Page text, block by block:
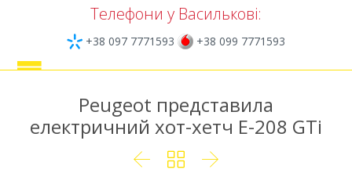
Телефони у Василькові:
+38 097 7771593 +38 099 7771593
Peugeot представила
електричний хот-хетч E-208 GTi
  